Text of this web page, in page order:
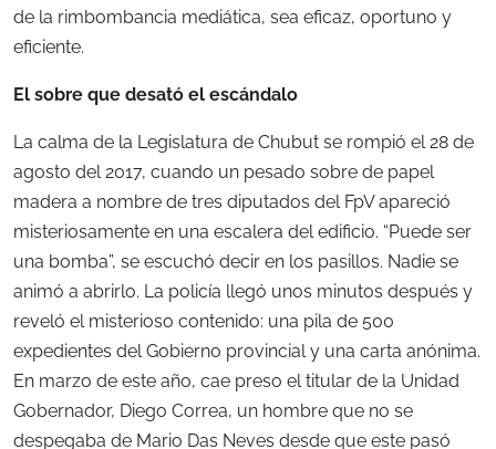
de la rimbombancia mediática, sea eficaz, oportuno y
eficiente.
El sobre que desató el escándalo
La calma de la Legislatura de Chubut se rompió el 28 de
agosto del 2017, cuando un pesado sobre de papel
madera a nombre de tres diputados del FpV apareció
misteriosamente en una escalera del edificio. “Puede ser
una bomba”, se escuchó decir en los pasillos. Nadie se
animó a abrirlo. La policía llegó unos minutos después y
reveló el misterioso contenido: una pila de 500
expedientes del Gobierno provincial y una carta anónima.
En marzo de este año, cae preso el titular de la Unidad
Gobernador, Diego Correa, un hombre que no se
despegaba de Mario Das Neves desde que este pasó